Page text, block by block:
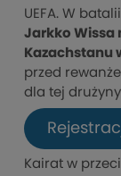
UEFA. W
Jarkko Wissa
Kazachstanu
przed
dla tej
Kairat w